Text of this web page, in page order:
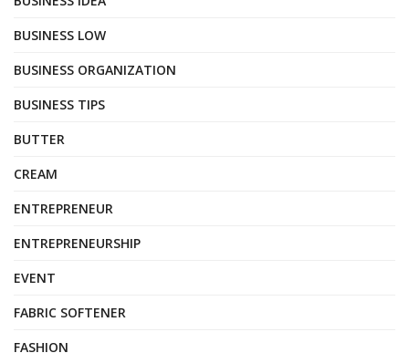
BUSINESS LOW
BUSINESS ORGANIZATION
BUSINESS TIPS
BUTTER
CREAM
ENTREPRENEUR
ENTREPRENEURSHIP
EVENT
FABRIC SOFTENER
FASHION